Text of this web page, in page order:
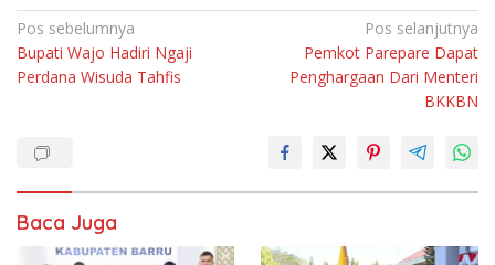
Navigasi
pos
Pos sebelumnya
Bupati Wajo Hadiri Ngaji
Perdana Wisuda Tahfis
Pos selanjutnya
Pemkot Parepare Dapat
Penghargaan Dari Menteri
BKKBN
Baca Juga